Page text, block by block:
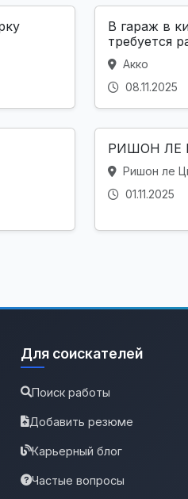
В гараж в
требуется
Акко
08.11.2025
РИШОН ЛЕ
Ришон ле
01.11.2025
Для соискателей
Поиск работы
Добавить резюме
Карьерный блог
Частые вопросы